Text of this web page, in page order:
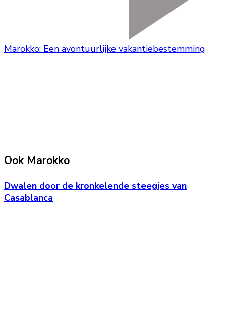
Marokko: Een avontuurlijke vakantiebestemming
Ook Marokko
Dwalen door de kronkelende steegjes van
Casablanca